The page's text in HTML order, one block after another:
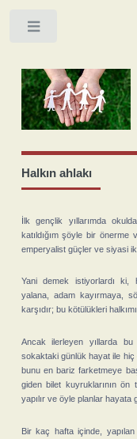
Halkın ahlakı
İlk gençlik yıllarımda
katıldığım şöyle bir önerme
emperyalist güçler ve siyasi
Yani demek istiyorlardı ki,
yalana, adam kayırmaya,
karşıdır; bu kötülükleri
Ancak ilerleyen yıllarda
sokaktaki günlük hayat ile
bunu en bariz farketmeye
giden bilet kuyruklarının ön
yapılır ve öyle planlar hayata
Bir kaç hafta içinde,